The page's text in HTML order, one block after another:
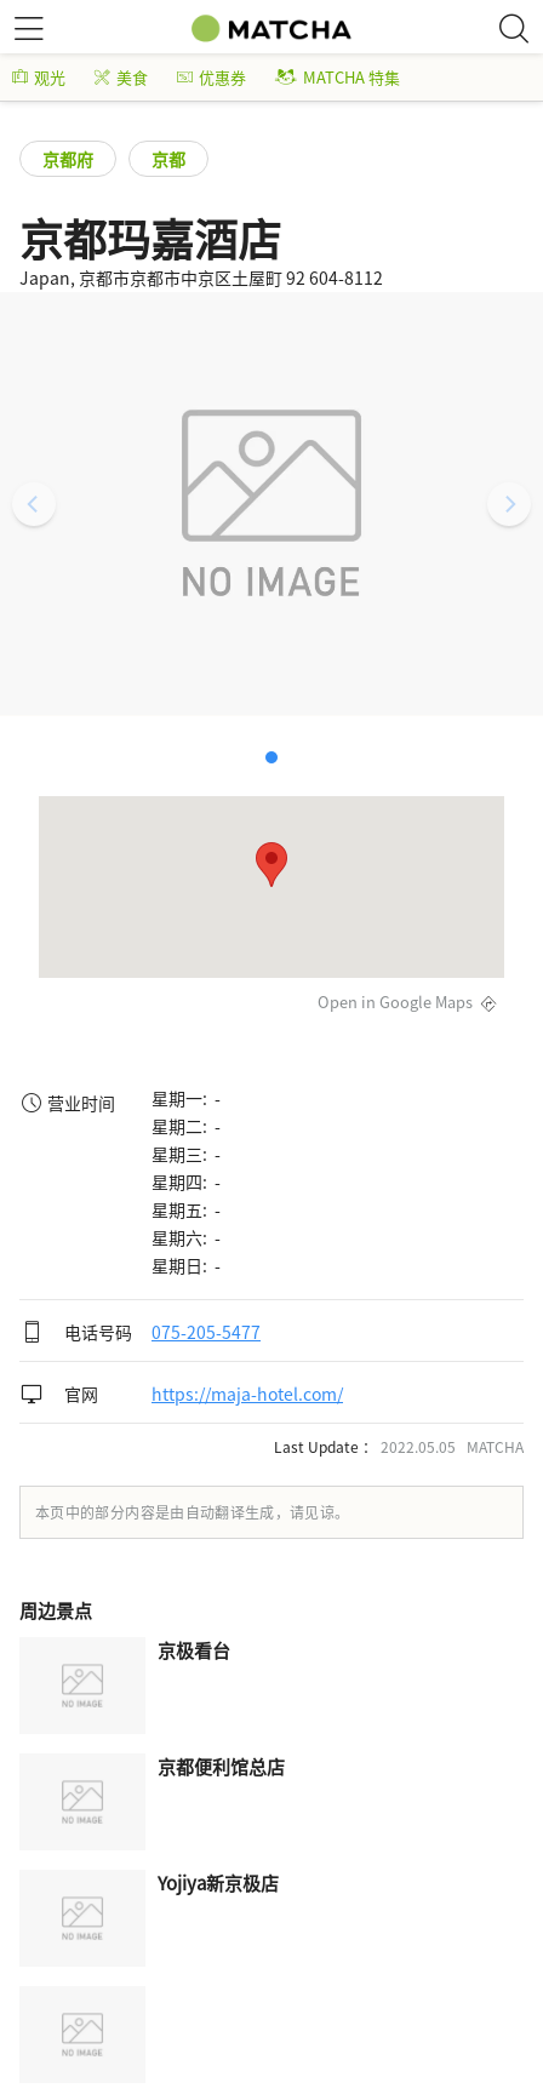
观光 美食 优惠券 MATCHA 特集
京都府 京都
京都玛嘉酒店
Japan, 京都市京都市中京区土屋町 92 604-8112
Open in Google Maps
营业时间
星期一: -
星期二: -
星期三: -
星期四: -
星期五: -
星期六: -
星期日: -
电话号码 075-205-5477
官网 https://maja-hotel.com/
Last Update ： 2022.05.05 MATCHA
本页中的部分内容是由自动翻译生成，请见谅。
周边景点
京极看台
京都便利馆总店
Yojiya新京极店